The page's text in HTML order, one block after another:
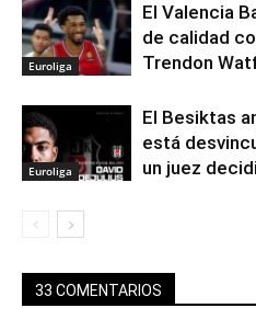
Euroliga
El Valencia
de calidad
Trendon
Euroliga
El Besiktas
está
un juez
33 COMENTARIOS